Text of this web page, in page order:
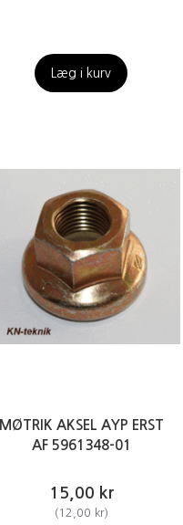
Læg i kurv
MØTRIK AKSEL AYP ERST
AF 5961348-01
15,00 kr
( 12,00 kr)